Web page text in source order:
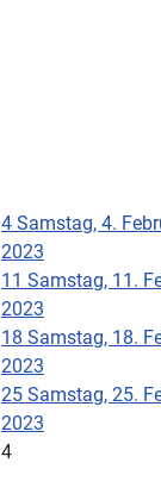
4 Samstag, 4.
2023
11 Samstag, 11.
2023
18 Samstag, 18.
2023
25 Samstag, 25.
2023
4